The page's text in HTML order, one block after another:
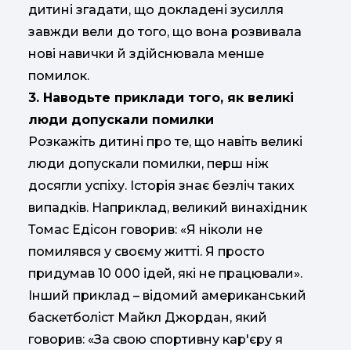
дитині згадати, що докладені зусилля
завжди вели до того, що вона розвивала
нові навички й здійснювала менше
помилок.
3. Наводьте приклади того, як великі
люди допускали помилки
Розкажіть дитині про те, що навіть великі
люди допускали помилки, перш ніж
досягли успіху. Історія знає безліч таких
випадків. Наприклад, великий винахідник
Томас Едісон говорив: «Я ніколи не
помилявся у своєму житті. Я просто
придумав 10 000 ідей, які не працювали».
Інший приклад – відомий американський
баскетболіст Майкл Джордан, який
говорив: «За свою спортивну кар'єру я